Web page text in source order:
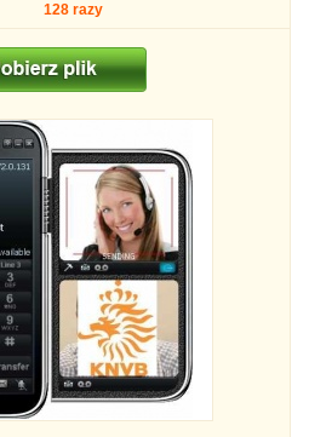
128 razy